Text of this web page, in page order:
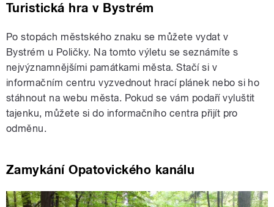
Turistická hra v Bystrém
Po stopách městského znaku se můžete vydat v
Bystrém u Poličky. Na tomto výletu se seznámíte s
nejvýznamnějšími památkami města. Stačí si v
informačním centru vyzvednout hrací plánek nebo si ho
stáhnout na webu města. Pokud se vám podaří vyluštit
tajenku, můžete si do informačního centra přijít pro
odměnu.
Zamykání Opatovického kanálu